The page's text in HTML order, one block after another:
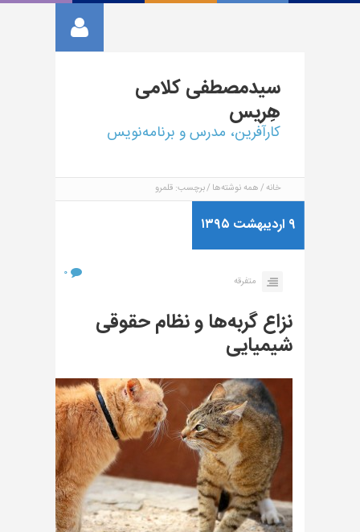
سیدمصطفیکلامی
هِریس
کارآفرین، مدرس و برنامه‌نویس
خانه همه نوشته‌ها برچسب: قلمرو
۹ اردیبهشت ۱۳۹۵
متفرقه
۰
نزاع گربه‌ها و نظام حقوقی
شیمیایی